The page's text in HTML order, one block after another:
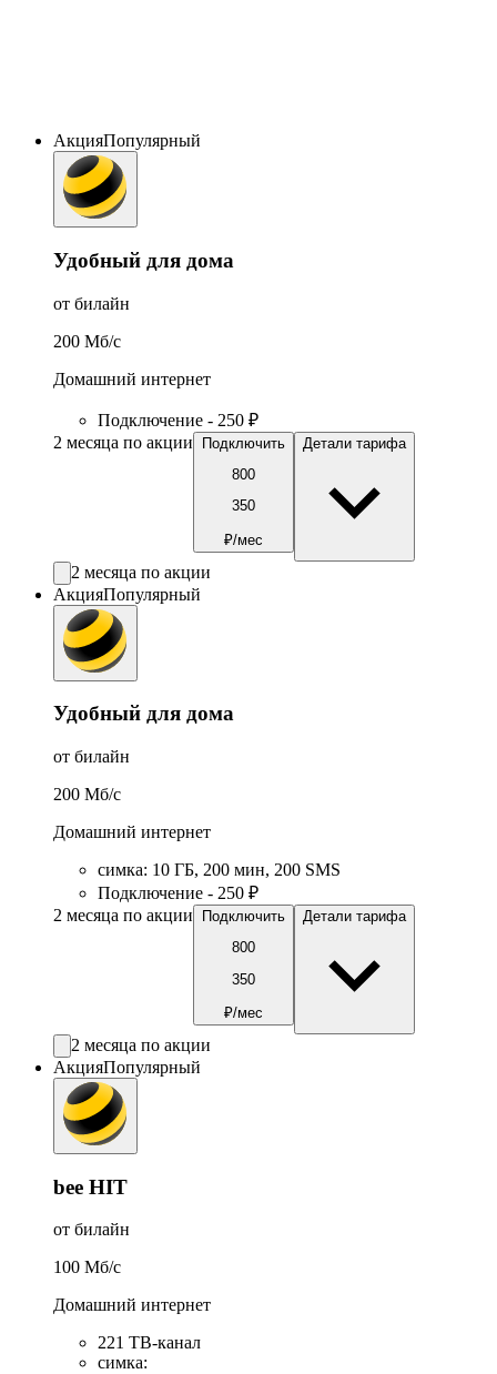
АкцияПопулярный
Удобный для дома
от билайн
200 Мб/c
Домашний интернет
Подключение - 250 ₽
2 месяца по акции
Подключить
800
350
₽/мес
Детали тарифа
2 месяца по акции
АкцияПопулярный
Удобный для дома
от билайн
200 Мб/c
Домашний интернет
симка: 10 ГБ, 200 мин, 200 SMS
Подключение - 250 ₽
2 месяца по акции
Подключить
800
350
₽/мес
Детали тарифа
2 месяца по акции
АкцияПопулярный
bee HIT
от билайн
100 Мб/c
Домашний интернет
221 ТB-канал
симка: